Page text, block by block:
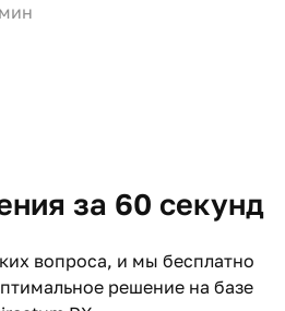
за 60 секунд
вопроса, и мы бесплатно
решение на базе